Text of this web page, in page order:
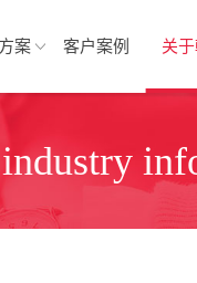
案 客户案例 关